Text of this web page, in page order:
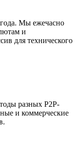
года. Мы ежечасно
и
для технического
разных P2P-
и коммерческие